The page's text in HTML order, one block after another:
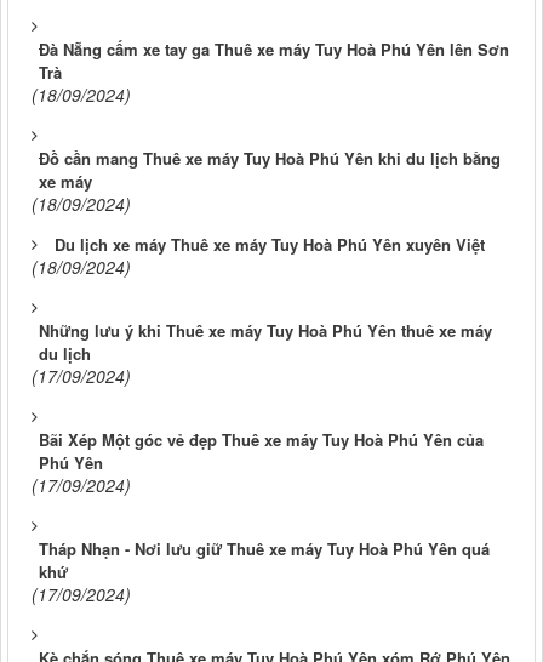
Đà Nẵng cấm xe tay ga Thuê xe máy Tuy Hoà Phú Yên lên Sơn
Trà
(18/09/2024)
Đồ cần mang Thuê xe máy Tuy Hoà Phú Yên khi du lịch bằng
xe máy
(18/09/2024)
Du lịch xe máy Thuê xe máy Tuy Hoà Phú Yên xuyên Việt
(18/09/2024)
Những lưu ý khi Thuê xe máy Tuy Hoà Phú Yên thuê xe máy
du lịch
(17/09/2024)
Bãi Xép Một góc vẻ đẹp Thuê xe máy Tuy Hoà Phú Yên của
Phú Yên
(17/09/2024)
Tháp Nhạn - Nơi lưu giữ Thuê xe máy Tuy Hoà Phú Yên quá
khứ
(17/09/2024)